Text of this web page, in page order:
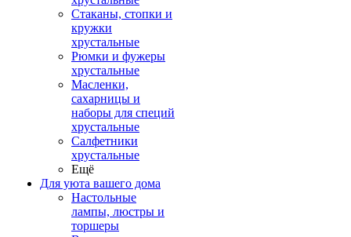
Стаканы, стопки и
кружки
хрустальные
Рюмки и фужеры
хрустальные
Масленки,
сахарницы и
наборы для специй
хрустальные
Салфетники
хрустальные
Ещё
Для уюта вашего дома
Настольные
лампы, люстры и
торшеры